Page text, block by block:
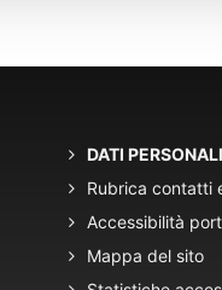
DATI
Rubrica contatti
Accessibilità
Mappa del sito